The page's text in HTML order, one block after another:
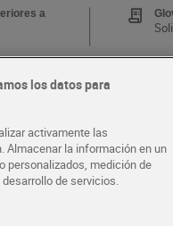
a
los datos para
activamente las
la información en un
personalizados, medición de
de servicios.